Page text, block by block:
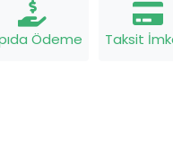
Ödeme Taksit